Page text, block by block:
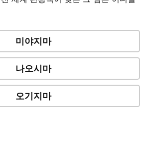
미야지마
나오시마
오기지마